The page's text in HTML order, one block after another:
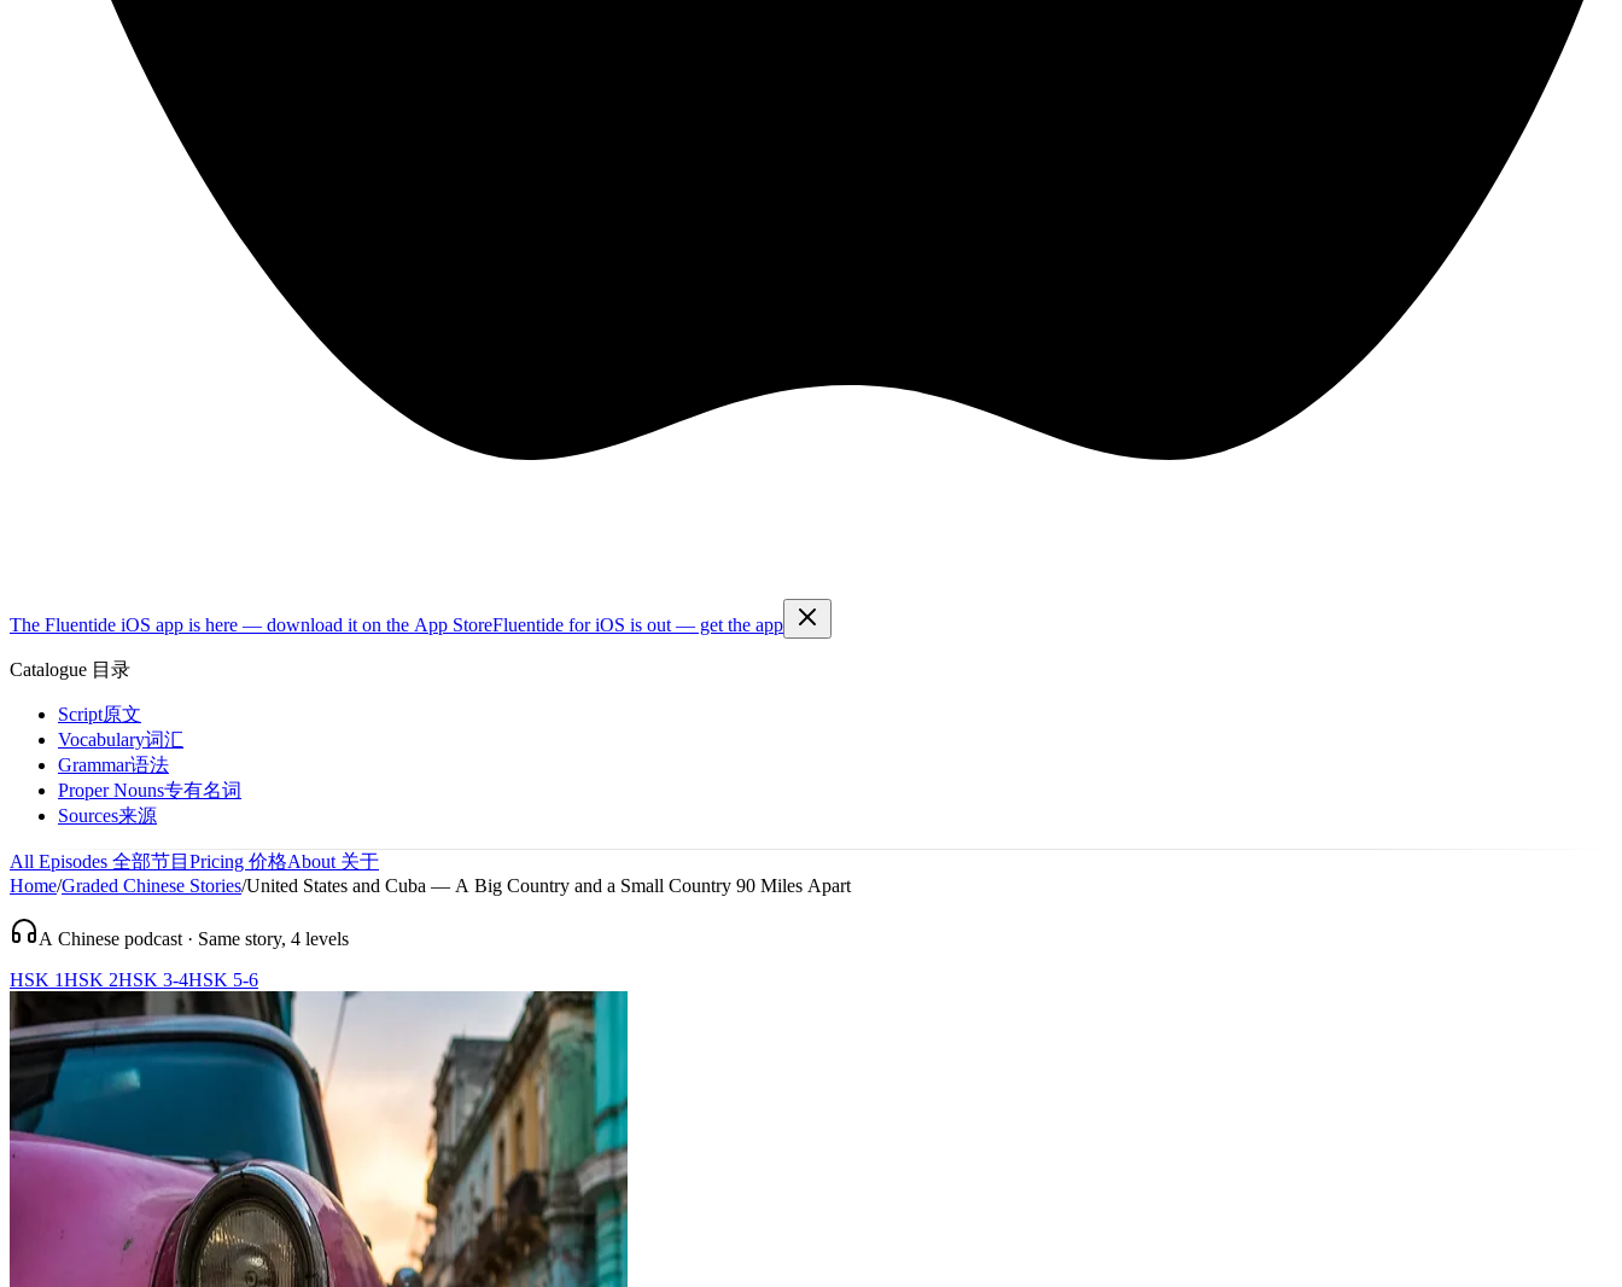
The Fluentide iOS app is here — download it on the App StoreFluentide for iOS is out — get the app
Catalogue 目录
Script原文
Vocabulary词汇
Grammar语法
Proper Nouns专有名词
Sources来源
All Episodes 全部节目 Pricing 价格About 关于
Home/Graded Chinese Stories/United States and Cuba — A Big Country and a Small Country 90 Miles Apart
A Chinese podcast · Same story, 4 levels
HSK 1HSK 2HSK 3-4HSK 5-6